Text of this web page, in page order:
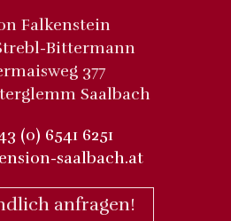
Falkenstein
Bittermann
377
Saalbach
(0) 6541 6251
saalbach.at
anfragen!